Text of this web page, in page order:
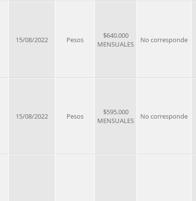
15/08/2022 Pesos
$640.000
MENSUALES
No corresponde
15/08/2022 Pesos
$595.000
MENSUALES
No corresponde